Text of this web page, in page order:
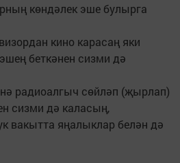
көндәлек эше булырга
кино карасаң яки
беткәнен сизми дә
радиоалгыч сөйләп (җырлап)
сизми дә каласың,
вакытта яңалыклар белән дә